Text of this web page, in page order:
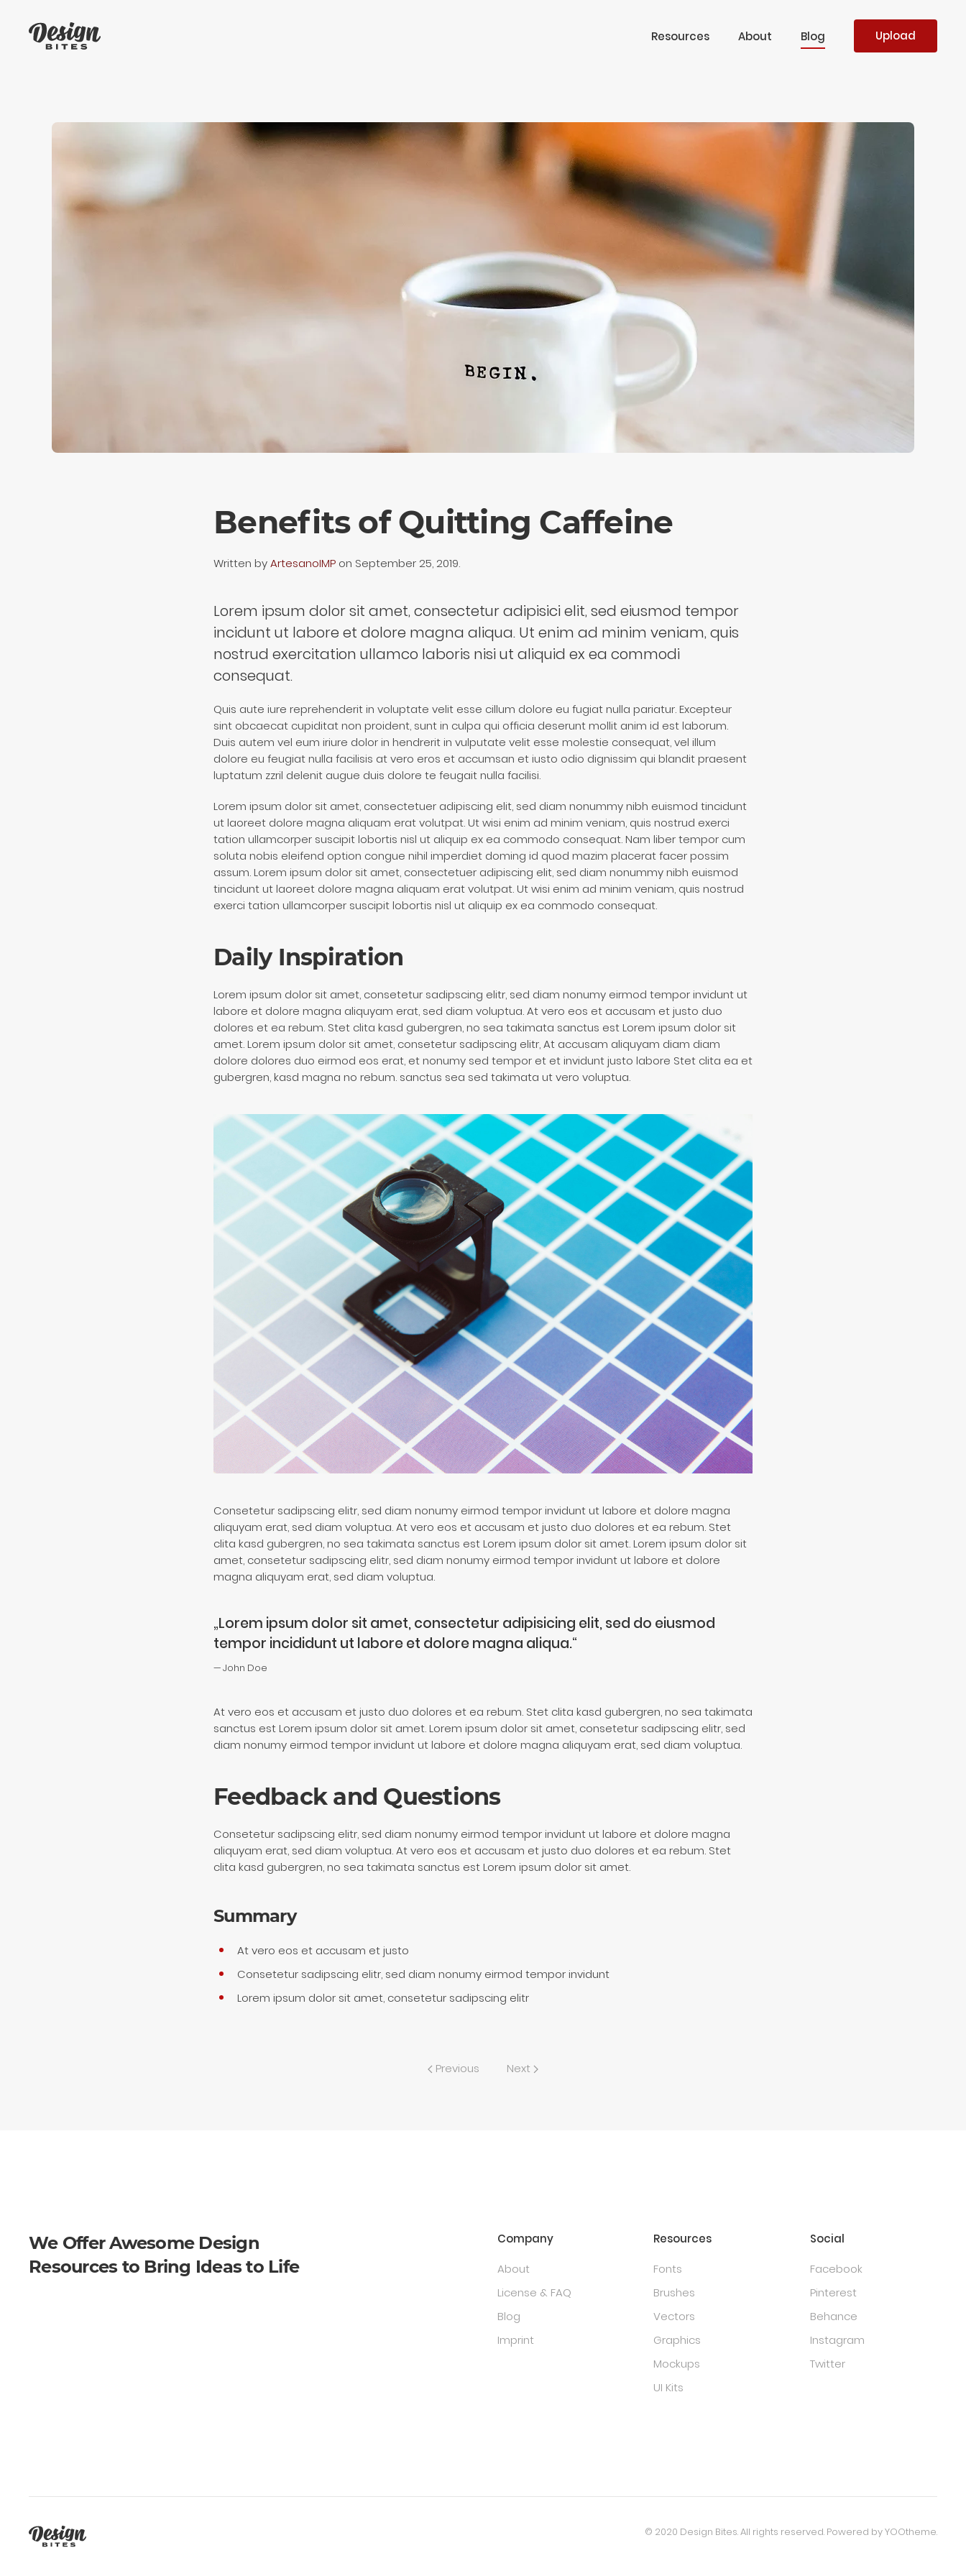
Resources About Blog Upload
Benefits of Quitting Caffeine
Written byArtesanoIMP on September 25, 2019.
Lorem ipsum dolor sit amet, consectetur adipisici elit, sed eiusmod tempor
incidunt ut labore et dolore magna aliqua. Ut enim ad minim veniam, quis
nostrud exercitation ullamco laboris nisi ut aliquid ex ea commodi
consequat.
Quis aute iure reprehenderit in voluptate velit esse cillum dolore eu fugiat nulla pariatur. Excepteur
sint obcaecat cupiditat non proident, sunt in culpa qui officia deserunt mollit anim id est laborum.
Duis autem vel eum iriure dolor in hendrerit in vulputate velit esse molestie consequat, vel illum
dolore eu feugiat nulla facilisis at vero eros et accumsan et iusto odio dignissim qui blandit praesent
luptatum zzril delenit augue duis dolore te feugait nulla facilisi.
Lorem ipsum dolor sit amet, consectetuer adipiscing elit, sed diam nonummy nibh euismod tincidunt
ut laoreet dolore magna aliquam erat volutpat. Ut wisi enim ad minim veniam, quis nostrud exerci
tation ullamcorper suscipit lobortis nisl ut aliquip ex ea commodo consequat. Nam liber tempor cum
soluta nobis eleifend option congue nihil imperdiet doming id quod mazim placerat facer possim
assum. Lorem ipsum dolor sit amet, consectetuer adipiscing elit, sed diam nonummy nibh euismod
tincidunt ut laoreet dolore magna aliquam erat volutpat. Ut wisi enim ad minim veniam, quis nostrud
exerci tation ullamcorper suscipit lobortis nisl ut aliquip ex ea commodo consequat.
Daily Inspiration
Lorem ipsum dolor sit amet, consetetur sadipscing elitr, sed diam nonumy eirmod tempor invidunt ut
labore et dolore magna aliquyam erat, sed diam voluptua. At vero eos et accusam et justo duo
dolores et ea rebum. Stet clita kasd gubergren, no sea takimata sanctus est Lorem ipsum dolor sit
amet. Lorem ipsum dolor sit amet, consetetur sadipscing elitr, At accusam aliquyam diam diam
dolore dolores duo eirmod eos erat, et nonumy sed tempor et et invidunt justo labore Stet clita ea et
gubergren, kasd magna no rebum. sanctus sea sed takimata ut vero voluptua.
Consetetur sadipscing elitr, sed diam nonumy eirmod tempor invidunt ut labore et dolore magna
aliquyam erat, sed diam voluptua. At vero eos et accusam et justo duo dolores et ea rebum. Stet
clita kasd gubergren, no sea takimata sanctus est Lorem ipsum dolor sit amet. Lorem ipsum dolor sit
amet, consetetur sadipscing elitr, sed diam nonumy eirmod tempor invidunt ut labore et dolore
magna aliquyam erat, sed diam voluptua.
„Lorem ipsum dolor sit amet, consectetur adipisicing elit, sed do eiusmod
tempor incididunt ut labore et dolore magna aliqua.“
John Doe
At vero eos et accusam et justo duo dolores et ea rebum. Stet clita kasd gubergren, no sea takimata
sanctus est Lorem ipsum dolor sit amet. Lorem ipsum dolor sit amet, consetetur sadipscing elitr, sed
diam nonumy eirmod tempor invidunt ut labore et dolore magna aliquyam erat, sed diam voluptua.
Feedback and Questions
Consetetur sadipscing elitr, sed diam nonumy eirmod tempor invidunt ut labore et dolore magna
aliquyam erat, sed diam voluptua. At vero eos et accusam et justo duo dolores et ea rebum. Stet
clita kasd gubergren, no sea takimata sanctus est Lorem ipsum dolor sit amet.
Summary
At vero eos et accusam et justo
Consetetur sadipscing elitr, sed diam nonumy eirmod tempor invidunt
Lorem ipsum dolor sit amet, consetetur sadipscing elitr
Previous Next
We Offer Awesome Design
Resources to Bring Ideas to Life
Company
About
License & FAQ
Blog
Imprint
Resources
Fonts
Brushes
Vectors
Graphics
Mockups
UI Kits
Social
Facebook
Pinterest
Behance
Instagram
Twitter
© 2020 Design Bites. All rights reserved. Powered byYOOtheme.